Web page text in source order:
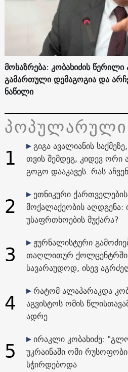
მოსაზრება: კობახიძის
გამართული დემაგოგია და
ნაწილი
პოპულარული
1
გიგა ავალიანის
თვის შემდეგ, კიდევ
გოგო დააკავეს. რას
2
ეთნიკური
მოქალაქეობის აღდგენა:
უსაფრთხოების მუქარა?
3
ჟურნალისტური
თაღლითურ ქოლცენტრში
სავარაუდოდ, ისევ
4
რატომ ალაპარაკდა
აგვისტოს ომის
ადრე
5
ირაკლი კობახიძე:
უკრაინაში ომი
სჭირდებოდა